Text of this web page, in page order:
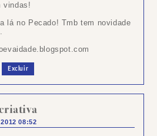
vindas!
lá no Pecado! Tmb tem novidade
Excluir
08:52